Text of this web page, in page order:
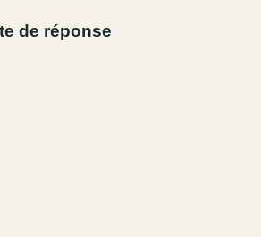
de réponse